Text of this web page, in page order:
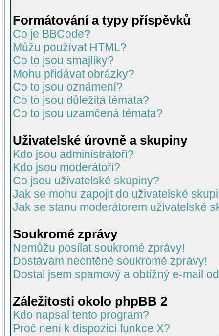
Formátování a typy příspěvků
Co je BBCode?
Můžu používat HTML?
Co to jsou smajlíky?
Mohu přidávat obrázky?
Co to jsou oznámení?
Co to jsou důležitá témata?
Co to jsou uzamčená témata?
Uživatelské úrovně a skupiny
Kdo jsou administrátoři?
Kdo jsou moderátoři?
Co jsou uživatelské skupiny?
Jak se mohu zapojit do uživatelské
Jak se stanu moderátorem uživatelské
Soukromé zprávy
Nemůžu posílat soukromé zprávy!
Dostávám nechtěné soukromé zprávy!
Dostal jsem spamový a obtížný e-mail
Záležitosti okolo phpBB 2
Kdo napsal tento program?
Proč není k dispozici funkce X?